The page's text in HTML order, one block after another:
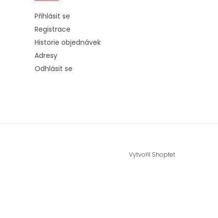
Přihlásit se
Registrace
Historie objednávek
Adresy
Odhlásit se
Vytvořil Shoptet